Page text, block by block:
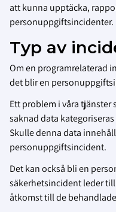
att kunna upptäcka,
personuppgiftsincidenter.
Typ av
Om en programrelaterad
det blir en
Ett problem i våra tjänster
saknad data
Skulle denna data
personuppgiftsincident.
Det kan också bli en
säkerhetsincident leder
åtkomst till de